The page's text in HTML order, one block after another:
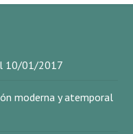
10/01/2017
moderna y atemporal